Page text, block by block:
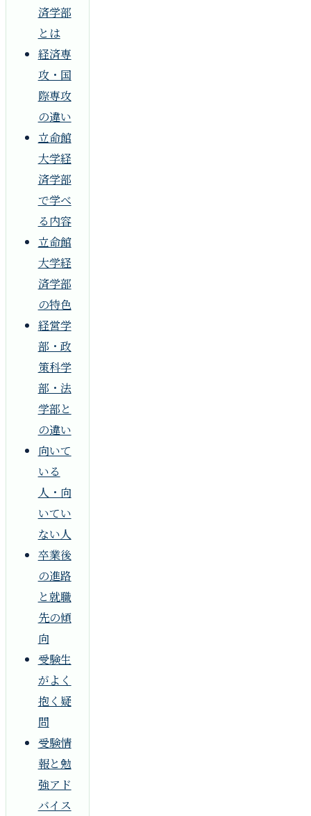
済学部
とは
経済専
攻・国
際専攻
の違い
立命館
大学経
済学部
で学べ
る内容
立命館
大学経
済学部
の特色
経営学
部・政
策科学
部・法
学部と
の違い
向いて
いる
人・向
いてい
ない人
卒業後
の進路
と就職
先の傾
向
受験生
がよく
抱く疑
問
受験情
報と勉
強アド
バイス